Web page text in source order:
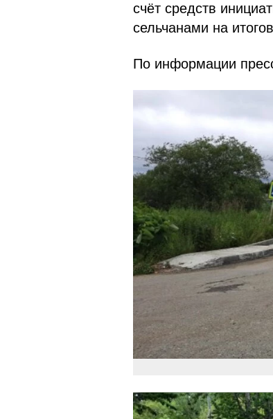
счёт средств
сельчанами на
По информации